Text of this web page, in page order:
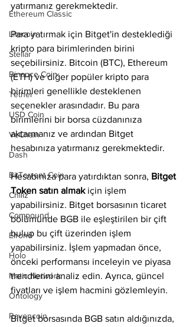
Ethereum Classic
Litecoin
Stellar
Binance Coin
Tether
USD Coin
VeChain
Dash
BitTorrent Coin
Chiliz
Compound
Elrond
Holo
Matic Network
Ontology
Ravencoin
yatırmanız gerekmektedir.
Para yatırmak için Bitget'in desteklediği
kripto para birimlerinden birini
seçebilirsiniz. Bitcoin (BTC), Ethereum
(ETH) ve diğer popüler kripto para
birimleri genellikle desteklenen
seçenekler arasındadır. Bu para
birimlerini bir borsa cüzdanınıza
aktarmanız ve ardından Bitget
hesabınıza yatırmanız gerekmektedir.
Hesabınıza para yatırdıktan sonra, Bitget
Token satın almak için işlem
yapabilirsiniz. Bitget borsasının ticaret
bölümünde BGB ile eşleştirilen bir çift
bulup bu çift üzerinden işlem
yapabilirsiniz. İşlem yapmadan önce,
önceki performansı inceleyin ve piyasa
trendlerini analiz edin. Ayrıca, güncel
fiyatları ve işlem hacmini gözlemleyin.
Bitget borsasında BGB satın aldığınızda,